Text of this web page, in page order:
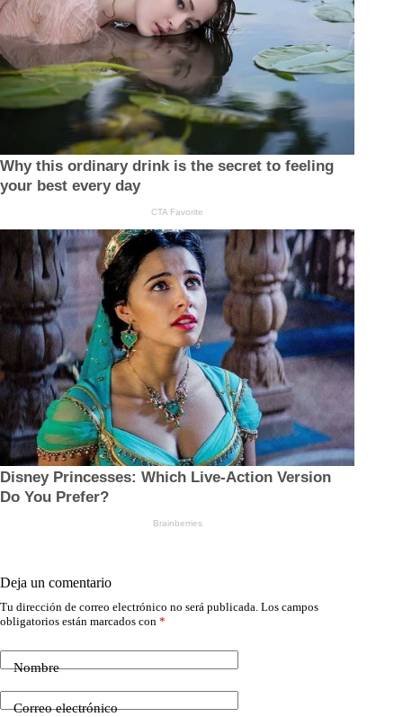
Deja un comentario
Tu dirección de correo electrónico no será publicada. Los campos
obligatorios están marcados con *
Nombre
Correo electrónico